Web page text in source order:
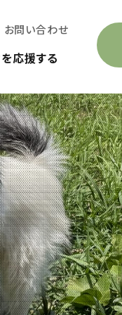
お問い合わせ
応援する